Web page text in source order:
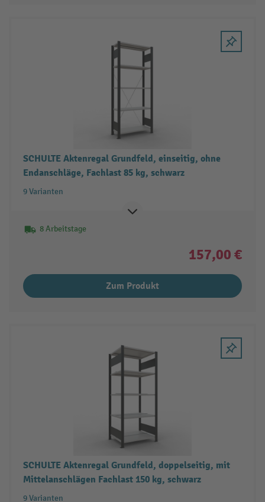
SCHULTE Aktenregal Grundfeld, einseitig, ohne
Endanschläge, Fachlast 85 kg, schwarz
9 Varianten
8 Arbeitstage
157,00 €
Zum Produkt
SCHULTE Aktenregal Grundfeld, doppelseitig, mit
Mittelanschlägen Fachlast 150 kg, schwarz
9 Varianten